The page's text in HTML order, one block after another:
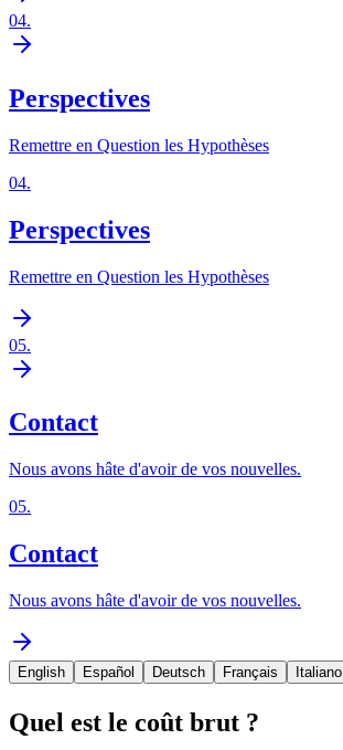
04.
Perspectives
Remettre en Question les Hypothèses
04.
Perspectives
Remettre en Question les Hypothèses
05.
Contact
Nous avons hâte d'avoir de vos nouvelles.
05.
Contact
Nous avons hâte d'avoir de vos nouvelles.
English Español Deutsch Français Italiano
Quel est le coût brut ?